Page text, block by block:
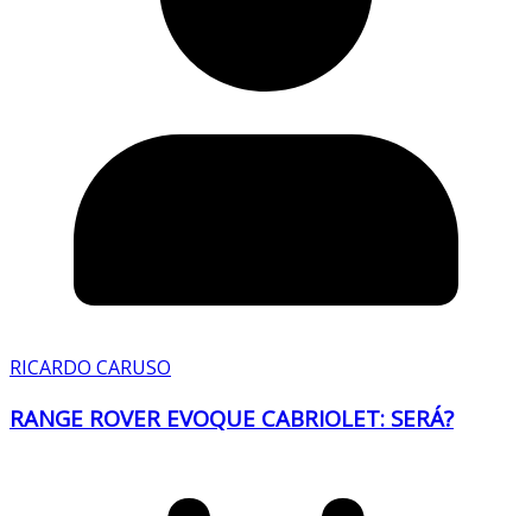
RICARDO CARUSO
RANGE ROVER EVOQUE CABRIOLET: SERÁ?